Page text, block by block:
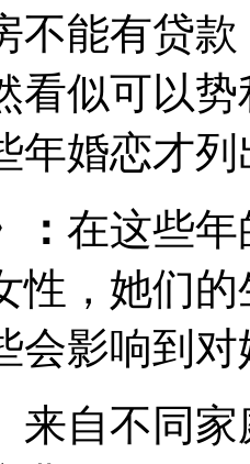
不能有贷
看似可以
年婚恋才
： 在这些
性，她们
会影响到
来自不同